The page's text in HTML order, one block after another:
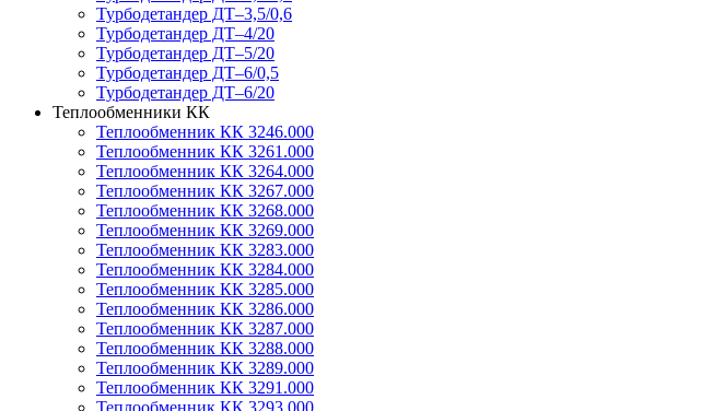
Турбодетандер ДТ–3,5/0,6
Турбодетандер ДТ–4/20
Турбодетандер ДТ–5/20
Турбодетандер ДТ–6/0,5
Турбодетандер ДТ–6/20
Теплообменники КК
Теплообменник КК 3246.000
Теплообменник КК 3261.000
Теплообменник КК 3264.000
Теплообменник КК 3267.000
Теплообменник КК 3268.000
Теплообменник КК 3269.000
Теплообменник КК 3283.000
Теплообменник КК 3284.000
Теплообменник КК 3285.000
Теплообменник КК 3286.000
Теплообменник КК 3287.000
Теплообменник КК 3288.000
Теплообменник КК 3289.000
Теплообменник КК 3291.000